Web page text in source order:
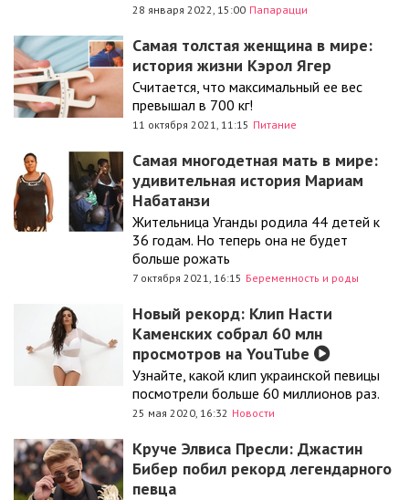
28 января 2022, 15:00 Папарацци
Самая толстая женщина в мире:
история жизни Кэрол Ягер
Считается, что максимальный ее вес
превышал в 700 кг!
11 октября 2021, 11:15 Питание
Самая многодетная мать в мире:
удивительная история Мариам
Набатанзи
Жительница Уганды родила 44 детей к
36 годам. Но теперь она не будет
больше рожать
7 октября 2021, 16:15 Беременность и роды
Новый рекорд: Клип Насти
Каменских собрал 60 млн
просмотров на YouTube
Узнайте, какой клип украинской певицы
посмотрели больше 60 миллионов раз.
25 мая 2020, 16:32 Новости
Круче Элвиса Пресли: Джастин
Бибер побил рекорд легендарного
певца